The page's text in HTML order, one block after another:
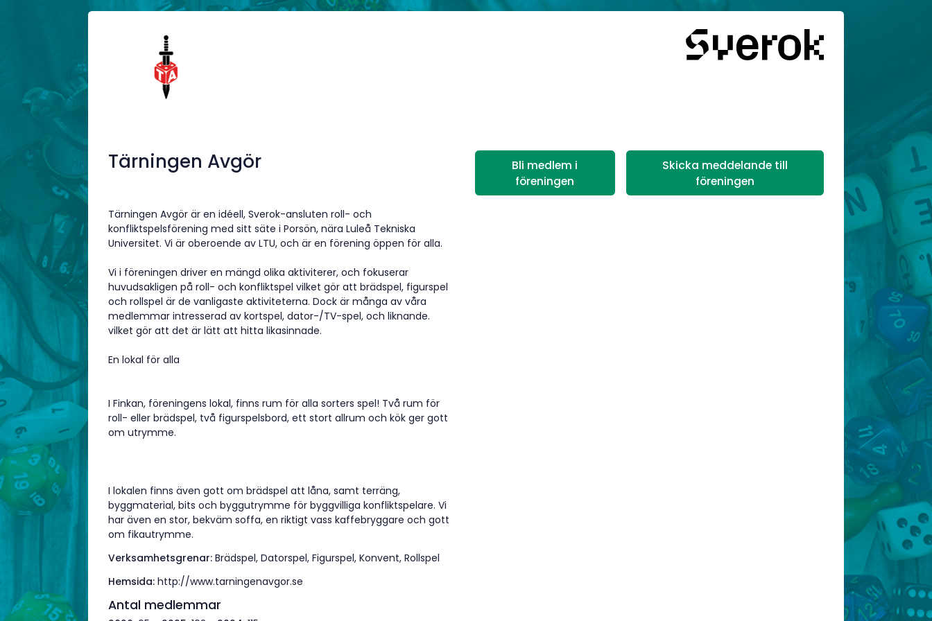
Tärningen Avgör
Bli medlem i
föreningen
Skicka meddelande till
föreningen
Tärningen Avgör är en idéell, Sverok-ansluten roll- och
konfliktspelsförening med sitt säte i Porsön, nära Luleå Tekniska
Universitet. Vi är oberoende av LTU, och är en förening öppen för alla.
Vi i föreningen driver en mängd olika aktiviterer, och fokuserar
huvudsakligen på roll- och konfliktspel vilket gör att brädspel, figurspel
och rollspel är de vanligaste aktiviteterna. Dock är många av våra
medlemmar intresserad av kortspel, dator-/TV-spel, och liknande.
vilket gör att det är lätt att hitta likasinnade.
En lokal för alla
I Finkan, föreningens lokal, finns rum för alla sorters spel! Två rum för
roll- eller brädspel, två figurspelsbord, ett stort allrum och kök ger gott
om utrymme.
I lokalen finns även gott om brädspel att låna, samt terräng,
byggmaterial, bits och byggutrymme för byggvilliga konfliktspelare. Vi
har även en stor, bekväm soffa, en riktigt vass kaffebryggare och gott
om fikautrymme.
Verksamhetsgrenar:Brädspel, Datorspel, Figurspel, Konvent, Rollspel
Hemsida:http://www.tarningenavgor.se
Antal medlemmar